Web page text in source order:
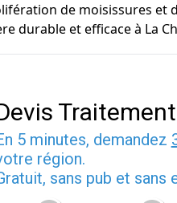
de moisissures
durable et efficace à La
5 minutes, demandez
région.
sans pub et sans